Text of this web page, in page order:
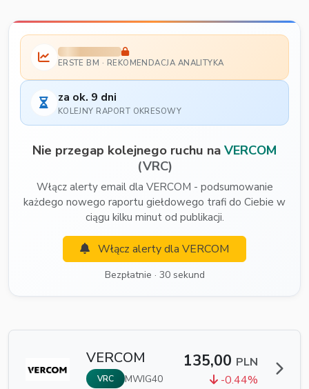
ERSTE BM · REKOMENDACJA ANALITYKA
za ok. 9 dni
KOLEJNY RAPORT OKRESOWY
Nie przegap kolejnego ruchu na VERCOM
(VRC)
Włącz alerty email dla VERCOM - podsumowanie
każdego nowego raportu giełdowego trafi do Ciebie w
ciągu kilku minut od publikacji.
Włącz alerty dla VERCOM
Bezpłatnie · 30 sekund
VERCOM
VRC MWIG40
135,00 PLN
-0.44%